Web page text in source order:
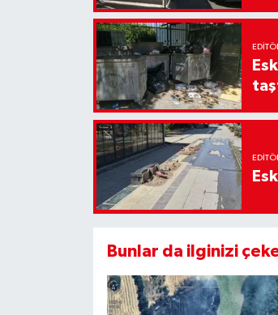
Bunlar da ilginizi